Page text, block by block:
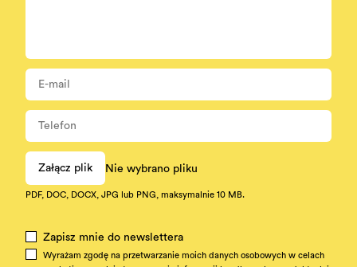
Załącz plik Nie wybrano pliku
PDF, DOC, DOCX, JPG lub PNG, maksymalnie 10 MB.
Zapisz mnie do newslettera
Wyrażam zgodę na przetwarzanie moich danych osobowych w celach